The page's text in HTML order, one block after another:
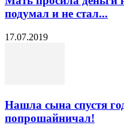
подумал и не стал...
17.07.2019
Нашла сына спустя
попрошайничал!